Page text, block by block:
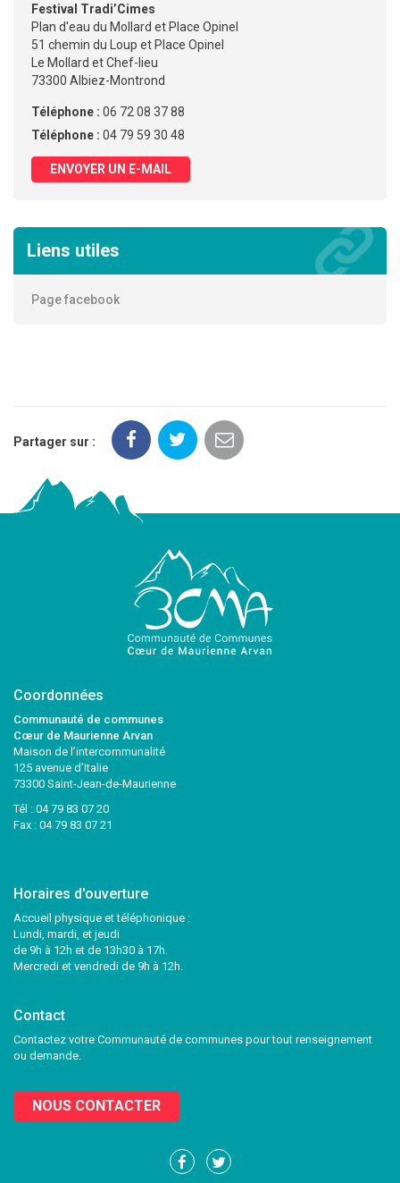
Festival Tradi’Cimes
Plan d'eau du Mollard et Place Opinel
51 chemin du Loup et Place Opinel
Le Mollard et Chef-lieu
73300 Albiez-Montrond
Téléphone : 06 72 08 37 88
Téléphone : 04 79 59 30 48
ENVOYER UN E-MAIL
Liens utiles
Page facebook
Partager sur :
Coordonnées
Communauté de communes
Cœur de Maurienne Arvan
Maison de l’intercommunalité
125 avenue d’Italie
73300 Saint-Jean-de-Maurienne
Tél : 04 79 83 07 20
Fax : 04 79 83 07 21
Horaires d'ouverture
Accueil physique et téléphonique :
Lundi, mardi, et jeudi
de 9h à 12h et de 13h30 à 17h.
Mercredi et vendredi de 9h à 12h.
Contact
Contactez votre Communauté de communes pour tout renseignement
ou demande.
NOUS CONTACTER
Lien
Lien